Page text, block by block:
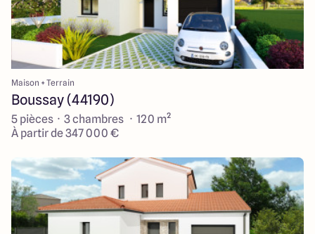
Maison + Terrain
Boussay (44190)
5 pièces · 3 chambres · 120 m²
À partir de 347 000 €